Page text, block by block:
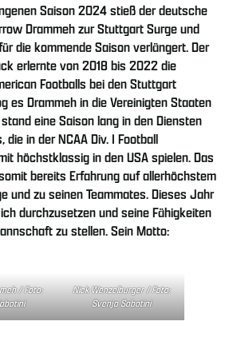
Saison 2024 stieß der deutsche
Drammeh zur Stuttgart Surge und
die kommende Saison verlängert. Der
erlernte von 2018 bis 2022 die
Footballs bei den Stuttgart
es Drammeh in die Vereinigten Staaten
eine Saison lang in den Diensten
die in der NCAA Div. I Football
höchstklassig in den USA spielen. Das
bereits Erfahrung auf allerhöchstem
und zu seinen Teammates. Dieses Jahr
durchzusetzen und seine Fähigkeiten
zu stellen. Sein Motto:
/ Foto:
Nick Wenzelburger / Foto:
Svenja Sabatini